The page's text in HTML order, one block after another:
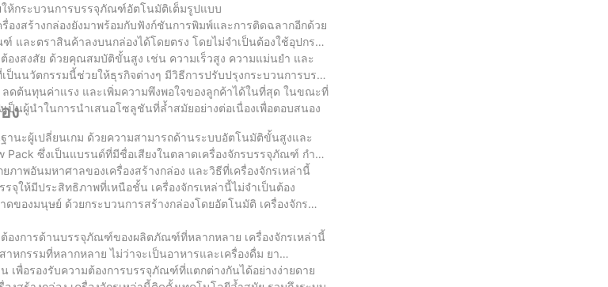
ห้กระบวนการบรรจุภัณฑ์อัตโนมัติเต็มรูปแบบ
งสร้างกล่องยังมาพร้อมกับฟังก์ชันการพิมพ์และการติดฉลากอีกด้วย
และตราสินค้าลงบนกล่องได้โดยตรง โดยไม่จำเป็นต้องใช้อุปกรณ์
องสงสัย ด้วยคุณสมบัติขั้นสูง เช่น ความเร็วสูง ความแม่นยำ และ
นนวัตกรรมนี้ช่วยให้ธุรกิจต่างๆ มีวิธีการปรับปรุงกระบวนการบรรจุ
ดต้นทุนค่าแรง และเพิ่มความพึงพอใจของลูกค้าได้ในที่สุด ในขณะที่
นผู้นำในการนำเสนอโซลูชันที่ล้ำสมัยอย่างต่อเนื่องเพื่อตอบสนอง
ง
นะผู้เปลี่ยนเกม ด้วยความสามารถด้านระบบอัตโนมัติขั้นสูงและ
ซึ่งเป็นแบรนด์ที่มีชื่อเสียงในตลาดเครื่องจักรบรรจุภัณฑ์ กำลัง
าพอันมหาศาลของเครื่องสร้างกล่อง และวิธีที่เครื่องจักรเหล่านี้
จุให้มีประสิทธิภาพที่เหนือชั้น เครื่องจักรเหล่านี้ไม่จำเป็นต้อง
องมนุษย์ ด้วยกระบวนการสร้างกล่องโดยอัตโนมัติ เครื่องจักร
องการด้านบรรจุภัณฑ์ของผลิตภัณฑ์ที่หลากหลาย เครื่องจักรเหล่านี้
กรรมที่หลากหลาย ไม่ว่าจะเป็นอาหารและเครื่องดื่ม ยา
พื่อรองรับความต้องการบรรจุภัณฑ์ที่แตกต่างกันได้อย่างง่ายดาย